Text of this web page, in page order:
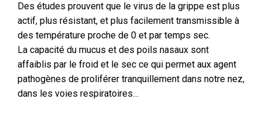
Des études prouvent que le virus de la grippe est plus
actif, plus résistant, et plus facilement transmissible à
des température proche de 0 et par temps sec.
La capacité du mucus et des poils nasaux sont
affaiblis par le froid et le sec ce qui permet aux agent
pathogènes de proliférer tranquillement dans notre nez,
dans les voies respiratoires…